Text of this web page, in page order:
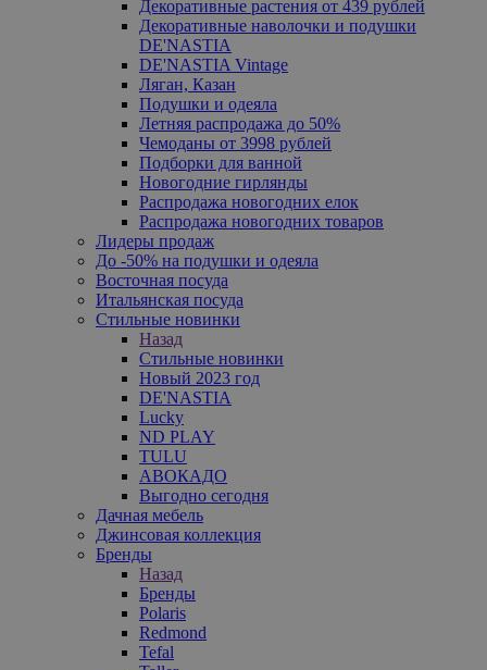
Декоративные растения от 439 рублей
Декоративные наволочки и подушки
DE'NASTIA
DE'NASTIA Vintage
Ляган, Казан
Подушки и одеяла
Летняя распродажа до 50%
Чемоданы от 3998 рублей
Подборки для ванной
Новогодние гирлянды
Распродажа новогодних елок
Распродажа новогодних товаров
Лидеры продаж
До -50% на подушки и одеяла
Восточная посуда
Итальянская посуда
Стильные новинки
Назад
Стильные новинки
Новый 2023 год
DE'NASTIA
Lucky
ND PLAY
TULU
АВОКАДО
Выгодно сегодня
Дачная мебель
Джинсовая коллекция
Бренды
Назад
Бренды
Polaris
Redmond
Tefal